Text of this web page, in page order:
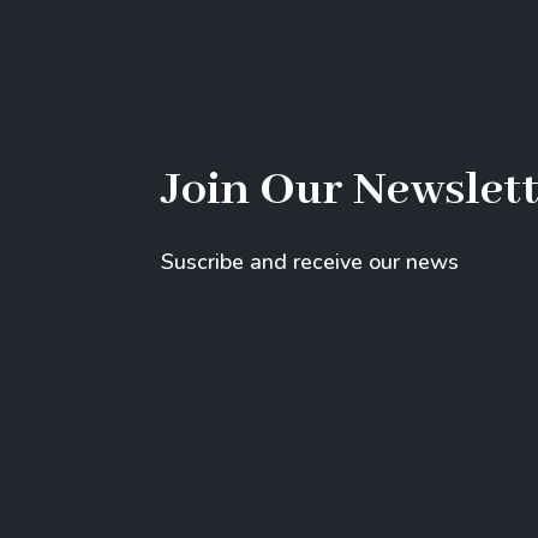
Join Our
Suscribe and receive our news